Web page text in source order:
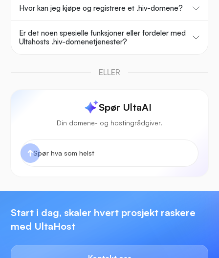
Hvor kan jeg kjøpe og registrere et .hiv-domene?
Er det noen spesielle funksjoner eller fordeler med
Ultahosts .hiv-domenetjenester?
ELLER
Spør UltaAI
Din domene- og hostingrådgiver.
Start i dag, skaler hvert prosjekt raskere
med UltaHost